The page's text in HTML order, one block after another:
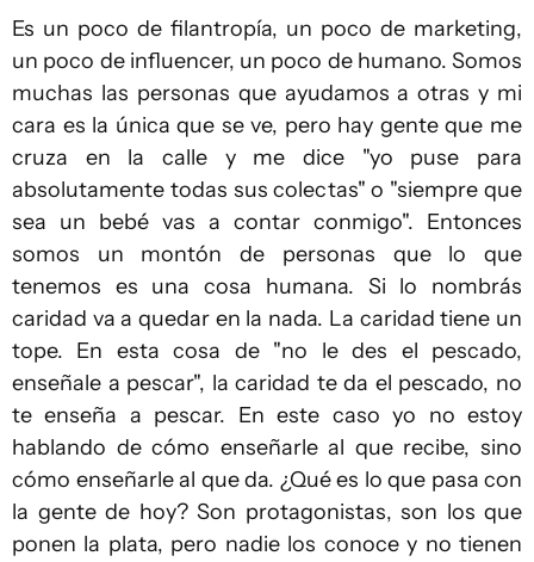
Es un poco de filantropía, un poco de marketing,
un poco de influencer, un poco de humano. Somos
muchas las personas que ayudamos a otras y mi
cara es la única que se ve, pero hay gente que me
cruza en la calle y me dice "yo puse para
absolutamente todas sus colectas" o "siempre que
sea un bebé vas a contar conmigo". Entonces
somos un montón de personas que lo que
tenemos es una cosa humana. Si lo nombrás
caridad va a quedar en la nada. La caridad tiene un
tope. En esta cosa de "no le des el pescado,
enseñale a pescar", la caridad te da el pescado, no
te enseña a pescar. En este caso yo no estoy
hablando de cómo enseñarle al que recibe, sino
cómo enseñarle al que da. ¿Qué es lo que pasa con
la gente de hoy? Son protagonistas, son los que
ponen la plata, pero nadie los conoce y no tienen